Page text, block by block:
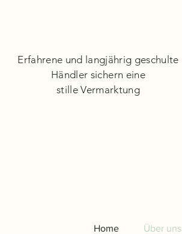
Erfahrene und langjährig geschulte
Händler sichern eine
stilleVermarktung
Home Über uns